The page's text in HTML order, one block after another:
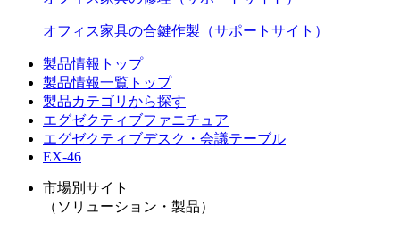
オフィス家具の合鍵作製（サポートサイト）
製品情報トップ
製品情報一覧トップ
製品カテゴリから探す
エグゼクティブファニチュア
エグゼクティブデスク・会議テーブル
EX-46
市場別サイト
（ソリューション・製品）